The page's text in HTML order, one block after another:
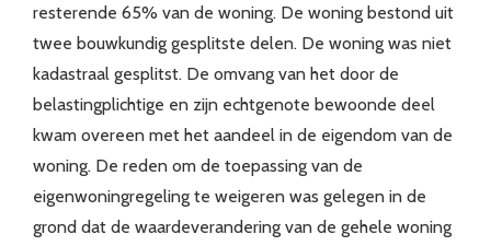
resterende 65% van de woning. De woning bestond uit
twee bouwkundig gesplitste delen. De woning was niet
kadastraal gesplitst. De omvang van het door de
belastingplichtige en zijn echtgenote bewoonde deel
kwam overeen met het aandeel in de eigendom van de
woning. De reden om de toepassing van de
eigenwoningregeling te weigeren was gelegen in de
grond dat de waardeverandering van de gehele woning